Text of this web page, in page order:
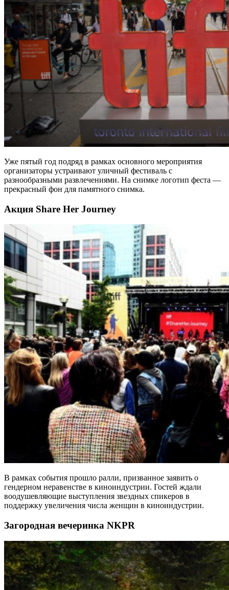
Уже пятый год подряд в рамках основного мероприятия
организаторы устраивают уличный фестиваль с
разнообразными развлечениями. На снимке логотип феста —
прекрасный фон для памятного снимка.
Акция Share Her Journey
В рамках события прошло ралли, призванное заявить о
гендерном неравенстве в киноиндустрии. Гостей ждали
воодушевляющие выступления звездных спикеров в
поддержку увеличения числа женщин в киноиндустрии.
Загородная вечеринка NKPR